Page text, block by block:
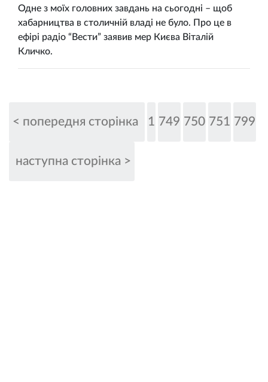
Одне з моїх головних завдань на сьогодні – щоб
хабарництва в столичній владі не було. Про це в
ефірі радіо “Вести” заявив мер Києва Віталій
Кличко.
< попередня сторінка 1 749 750 751 799
наступна сторінка >